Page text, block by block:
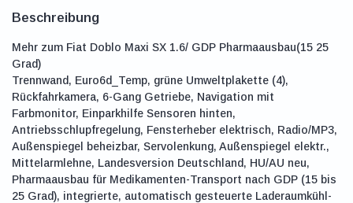
Beschreibung
Mehr zum Fiat Doblo Maxi SX 1.6/ GDP Pharmaausbau(15 25
Grad)
Trennwand, Euro6d_Temp, grüne Umweltplakette (4),
Rückfahrkamera, 6-Gang Getriebe, Navigation mit
Farbmonitor, Einparkhilfe Sensoren hinten,
Antriebsschlupfregelung, Fensterheber elektrisch, Radio/MP3,
Außenspiegel beheizbar, Servolenkung, Außenspiegel elektr.,
Mittelarmlehne, Landesversion Deutschland, HU/AU neu,
Pharmaausbau für Medikamenten-Transport nach GDP (15 bis
25 Grad), integrierte, automatisch gesteuerte Laderaumkühl-